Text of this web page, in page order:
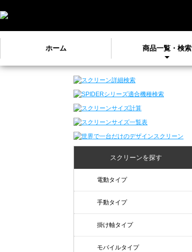
ホーム 商品一覧・検索
スクリーンを探す
電動タイプ
手動タイプ
掛け軸タイプ
モバイルタイプ